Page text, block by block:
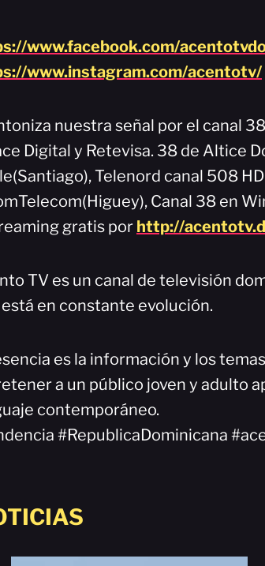
www.facebook.com/
www.instagram.com/acentotv/
nuestra señal por el canal
Digital y Retevisa. 38 de Altice
Telenord canal 508
Canal 38 en
gratis por http://
TV es un canal de televisión
en constante evolución.
es la información y los
a un público joven y adulto
contemporáneo.
#RepublicaDominicana